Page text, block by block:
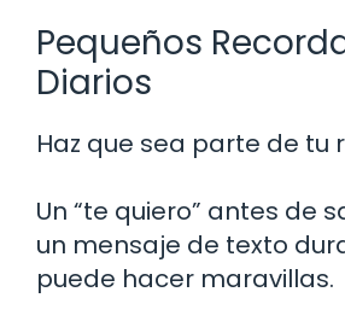
Pequeños
Diarios
Haz que sea parte de tu
Un “te quiero” antes de
un mensaje de texto
puede hacer maravillas.